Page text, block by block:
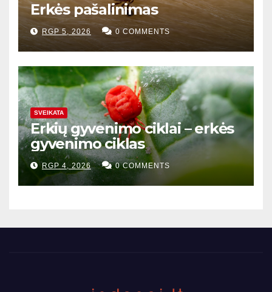
Erkės pašalinimas
RGP 5, 2026 0 COMMENTS
SVEIKATA
Erkių gyvenimo ciklai – erkės
gyvenimo ciklas
RGP 4, 2026 0 COMMENTS